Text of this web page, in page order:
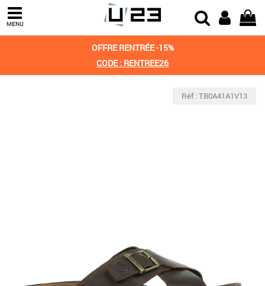
MENU
OFFRE RENTRÉE -15%
CODE : RENTREE26
Réf : TB0A41A1V13